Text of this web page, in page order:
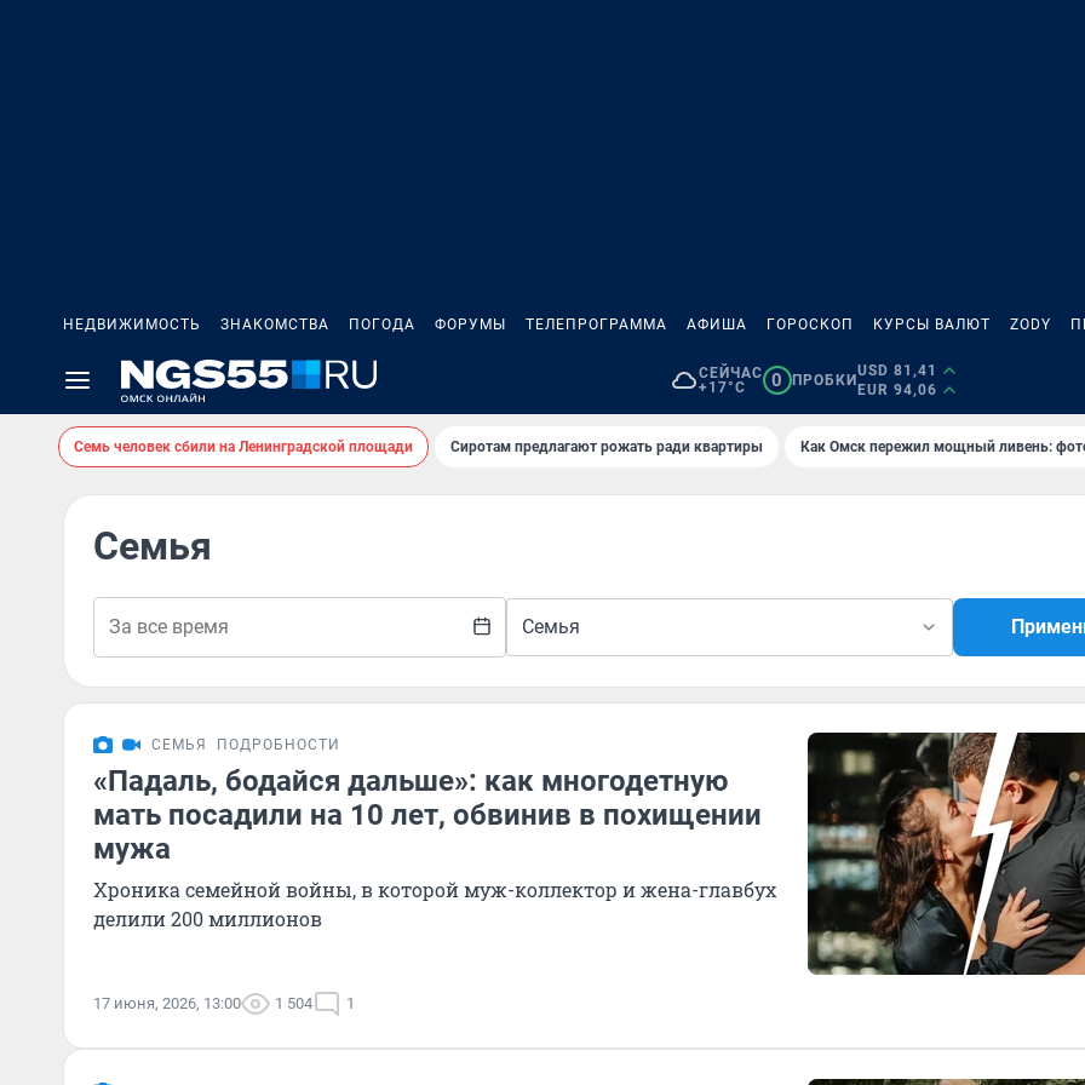
НЕДВИЖИМОСТЬ ЗНАКОМСТВА ПОГОДА ФОРУМЫ ТЕЛЕПРОГРАММА АФИША ГОРОСКОП КУРСЫ ВАЛЮТ ZODY
СЕЙЧАС
+17°C
0 ПРОБКИ
USD 81,41
EUR 94,06
Семь человек сбили на Ленинградской площади Сиротам предлагают рожать ради квартиры Как Омск пережил мощный ливень:
Семья
Семья
СЕМЬЯ ПОДРОБНОСТИ
«Падаль, бодайся дальше»: как многодетную
мать посадили на 10 лет, обвинив в похищении
мужа
Хроника семейной войны, в которой муж-коллектор и жена-главбух
делили 200 миллионов
17 июня, 2026, 13:00 1 504 1